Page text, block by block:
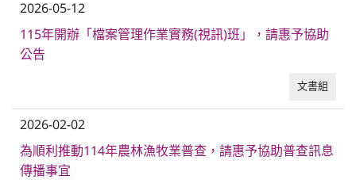
2026-05-12
115年開辦「檔案管理作業實務(視訊)班」，請惠予協助
公告
文書組
2026-02-02
為順利推動114年農林漁牧業普查，請惠予協助普查訊息
傳播事宜
雙語國中部
招生網站